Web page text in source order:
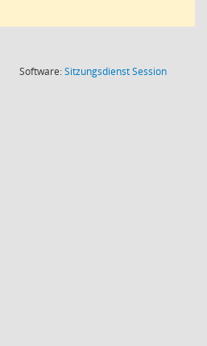
Software:SitzungsdienstSession(Wird in